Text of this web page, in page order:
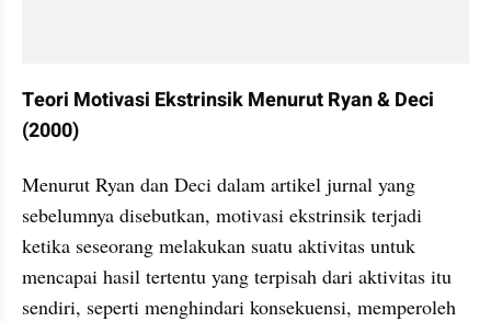
Teori Motivasi Ekstrinsik Menurut Ryan & Deci
(2000)
Menurut Ryan dan Deci dalam artikel jurnal yang
sebelumnya disebutkan, motivasi ekstrinsik terjadi
ketika seseorang melakukan suatu aktivitas untuk
mencapai hasil tertentu yang terpisah dari aktivitas itu
sendiri, seperti menghindari konsekuensi, memperoleh